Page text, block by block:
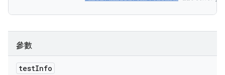
參數
testInfo